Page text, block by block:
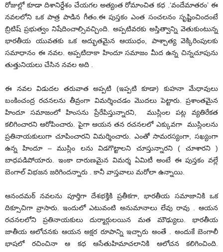
రోజుల్లో కూడా దిశానిర్దేశం చేయగల అత్యంత రోమాంచిత కధ .‘వందేమాతరం’ ఈ
నవలలోని ఒక పాత్ర పాడిన గీతం.ఈ పుస్తకం ఎంత సంచలనం సృష్టించిందంటే
బ్రిటిష్ ప్రభుత్వం నిషేదించాల్సివచ్చింది. అప్పటివరకు అస్తిత్వాన్ని వెతుకుంటున్న
భారతీయ యువతకు ఒక అద్భుతమైన ఆయుధం, పాశ్చాత్య వెక్కిరింపులకు
సమాధానం ఈ నవల. అప్పటిదాకా హిందూ సమాజం మీద ఉన్న చిన్నచూపును
తుత్తునియలు చేసిన నవల అది .
ఈ నవల విడుదల తరువాత అప్పటి (ఇప్పటి కూడా) కుహనా మేధావులు
బంకించంద్ర రచనలను తీవ్రంగా విమర్శించడం మొదలు పెట్టారు. ప్రశాంతమైన
హిందూ సమాజంలో హింసను ప్రేరేపిస్తున్నారని, ముస్లింల పట్ల వ్యతిరేకత
కలిగించారని ఆరోపించారు. పైగా ఆయన తన రచనలలో ఎక్కువగా ముస్లింలను
ప్రతినాయకులుగా చూపించారని విమర్శించారు. ఎంతో సామరస్యంగా, సఖ్యంగా
ఉన్న హిందూ – ముస్లిం లను విడగొట్టాలని చూస్తున్నారని ( చూశారని )
బాధపడిపోయారు. ఇంకా దారుణమైన విమర్శ ఏమిటీ అంటే ఈ పుస్తకం వల్లే
బెంగాల్ విభజన జరిగిందన్నారు . కానీ వాస్తవాలు మరోలా ఉన్నాయి.
ఆనందమఠ్ నవలను పూర్తిగా దేశభక్తికి ప్రతీకగా, భారతీయ సమాజానికి ఒక
దిక్సూచిగా వ్రాసారు. ఇందులో ఎటువంటి అనుమానాలు లేవు రావు . ఆయన
రచనలలోని ప్రతినాయకులు దుర్మార్గులయిన మత మౌఢ్యులు. భారతీయ
జాతీయ ఆలోచనకు ఆయన అక్షర రూపాన్ని ఇచ్చారు అంతే . అందుకే బెంగాలీ
భాషలో రచించినా ఆ కధ ఆసేతుహిమాచలానికి ఆలోచన కలిగించింది.